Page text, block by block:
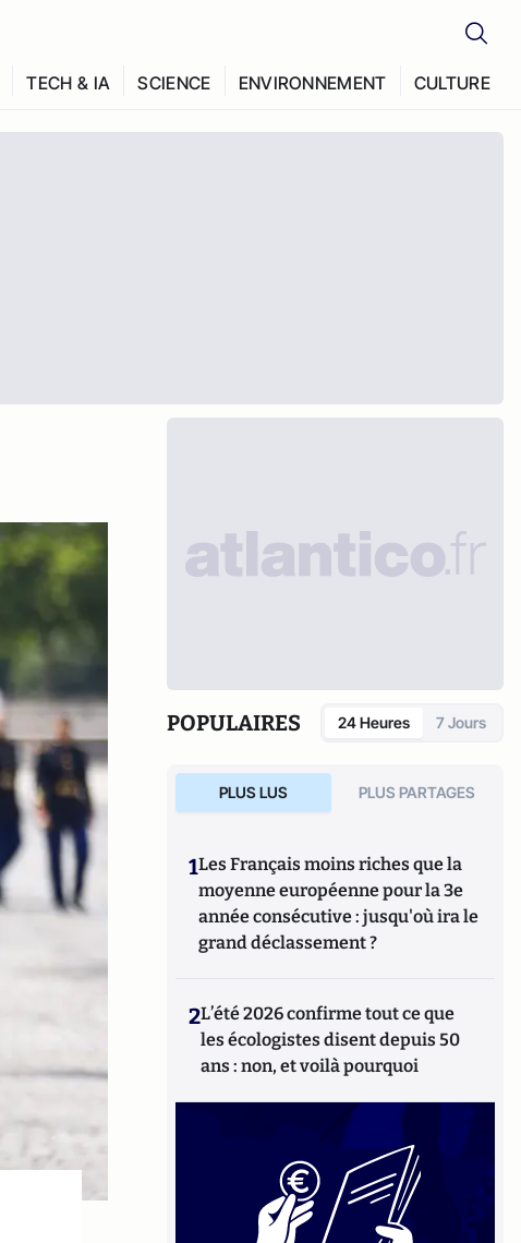
TECH & IA SCIENCE ENVIRONNEMENT CULTURE
POPULAIRES 24 Heures 7 Jours
PLUS LUS PLUS PARTAGES
1Les Français moins riches que la
moyenne européenne pour la 3e
année consécutive : jusqu'où ira le
grand déclassement ?
2L’été 2026 confirme tout ce que
les écologistes disent depuis 50
ans : non, et voilà pourquoi